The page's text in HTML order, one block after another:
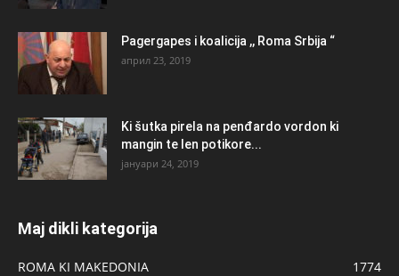
Pagergapes i koalicija ,, Roma Srbija “
април 23, 2019
Ki šutka pirela na penđardo vordon ki
mangin te len potikore...
јануари 24, 2019
Maj dikli kategorija
ROMA KI MAKEDONIA
1774